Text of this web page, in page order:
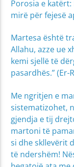
Porosia e
mirë për fejesë
Martesa është
Allahu, azze ue
kemi sjellë të
pasardhës.” (Er-
Me ngritjen e
sistematizohet,
gjendja e tij
martoni të
si dhe skllevërit
të ndershëm!